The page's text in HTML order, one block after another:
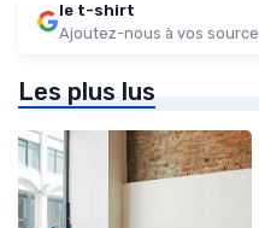
le t-shirt
Ajoutez-nous à vos
Les plus lus